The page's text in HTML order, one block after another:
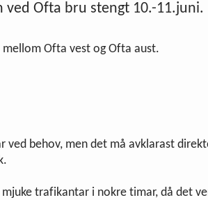
Ofta bru stengt 10.-11.juni.
Ofta vest og Ofta aust.
ved behov, men det må avklarast
trafikantar i nokre timar, då det